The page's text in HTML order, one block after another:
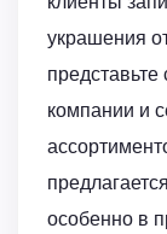
украшения
представьте
компании и
особенно в